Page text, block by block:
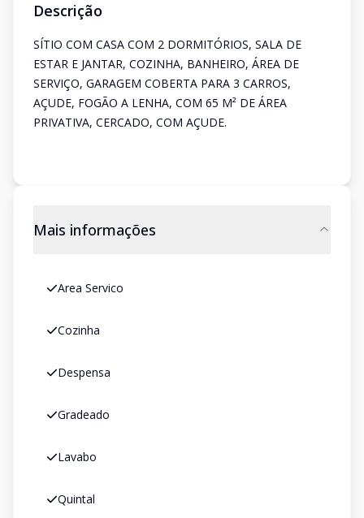
Descrição
SÍTIO COM CASA COM 2 DORMITÓRIOS, SALA DE
ESTAR E JANTAR, COZINHA, BANHEIRO, ÁREA DE
SERVIÇO, GARAGEM COBERTA PARA 3 CARROS,
AÇUDE, FOGÃO A LENHA, COM 65 M² DE ÁREA
PRIVATIVA, CERCADO, COM AÇUDE.
Mais informações
Area Servico
Cozinha
Despensa
Gradeado
Lavabo
Quintal